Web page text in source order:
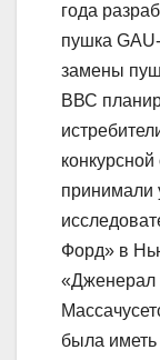
года
пушка
замены
ВВС
принимали
Форд» в
«Дженерал
была